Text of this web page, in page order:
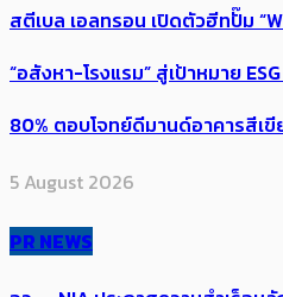
สตีเบล เอลทรอน เปิดตัวฮีทปั๊ม
“อสังหา-โรงแรม” สู่เป้าหมาย
80% ตอบโจทย์ดีมานด์อาคารสีเขี
5 August 2026
PR NEWS